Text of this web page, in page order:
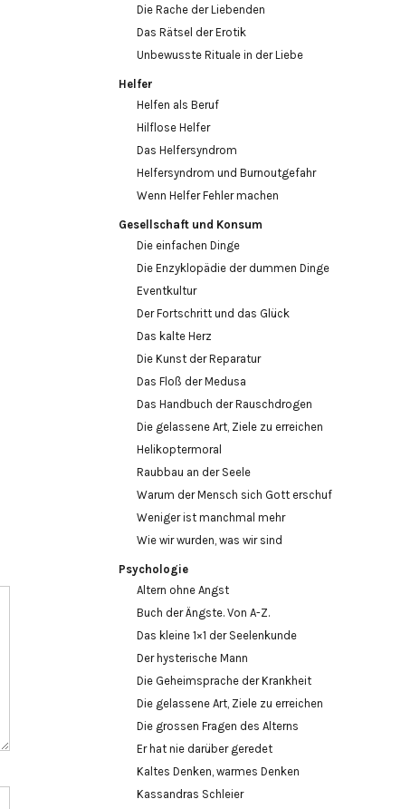
Die Rache der Liebenden
Das Rätsel der Erotik
Unbewusste Rituale in der Liebe
Helfer
Helfen als Beruf
Hilflose Helfer
Das Helfersyndrom
Helfersyndrom und Burnoutgefahr
Wenn Helfer Fehler machen
Gesellschaft und Konsum
Die einfachen Dinge
Die Enzyklopädie der dummen Dinge
Eventkultur
Der Fortschritt und das Glück
Das kalte Herz
Die Kunst der Reparatur
Das Floß der Medusa
Das Handbuch der Rauschdrogen
Die gelassene Art, Ziele zu erreichen
Helikoptermoral
Raubbau an der Seele
Warum der Mensch sich Gott erschuf
Weniger ist manchmal mehr
Wie wir wurden, was wir sind
Psychologie
Altern ohne Angst
Buch der Ängste. Von A-Z.
Das kleine 1×1 der Seelenkunde
Der hysterische Mann
Die Geheimsprache der Krankheit
Die gelassene Art, Ziele zu erreichen
Die grossen Fragen des Alterns
Er hat nie darüber geredet
Kaltes Denken, warmes Denken
Kassandras Schleier